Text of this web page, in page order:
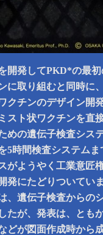
開発してPKD*の最
に取り組むと同時に
クチンのデザイン開
スト状ワクチンを直
めの遺伝子検査シス
5時間検査システム
がようやく工業意匠
発にたどりついてい
、遺伝子検査からの
たが、発表は、とも
どが図面作成時から